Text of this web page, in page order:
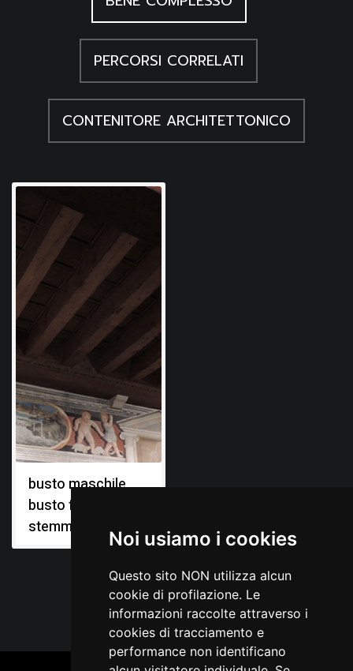
Noi usiamo i cookies
Questo sito NON utilizza alcun
cookie di profilazione. Le
informazioni raccolte attraverso i
cookies di tracciamento e
performance non identificano
PERCORSI CORRELATI
CONTENITORE ARCHITETTONICO
busto maschile,
busto femminile,
stemmi gentilizi